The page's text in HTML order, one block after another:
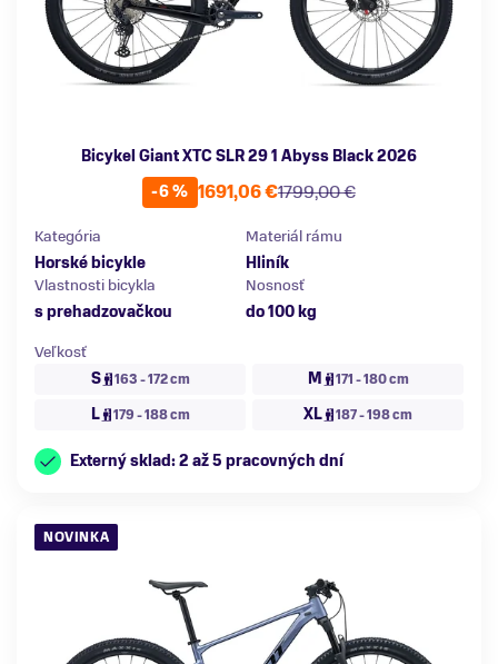
Bicykel Giant XTC SLR 29 1 Abyss Black 2026
-6 %
1799,00 €
1691,06 €
Kategória
Horské bicykle
Materiál rámu
Hliník
Vlastnosti bicykla
s prehadzovačkou
Nosnosť
do 100 kg
Veľkosť
S
163 - 172 cm M 171 - 180 cm
L 179 - 188 cm XL 187 - 198 cm
Externý sklad: 2 až 5 pracovných dní
NOVINKA